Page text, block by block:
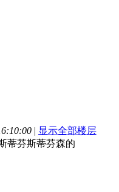
| 显示全部楼层
蒂芬斯蒂芬森的